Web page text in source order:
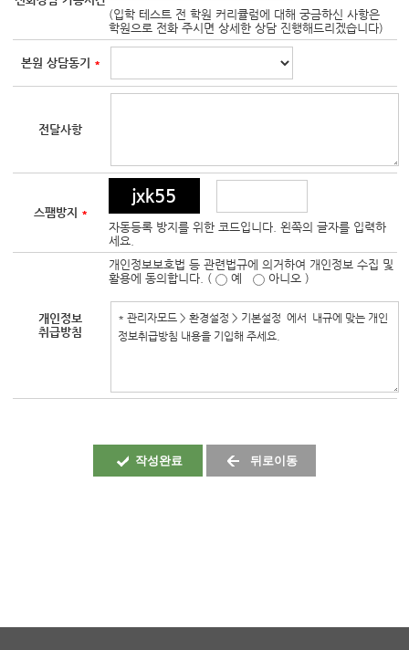
(입학 테스트 전 학원 커리큘럼에 대해 궁금하신 사항은
학원으로 전화 주시면 상세한 상담 진행해드리겠습니다)
본원 상담동기 *
전달사항
스팸방지 *
jxk55
자동등록 방지를 위한 코드입니다. 왼쪽의 글자를 입력하
세요.
개인정보
취급방침
개인정보보호법 등 관련법규에 의거하여 개인정보 수집 및
활용에 동의합니다. (
예 아니오 )
작성완료 뒤로이동